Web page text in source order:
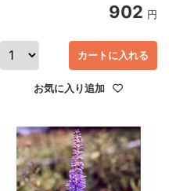
902 円
カートに入れる
お気に入り追加